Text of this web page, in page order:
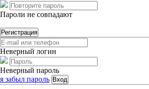
Пароли не совпадают
Регистрация
Неверный логин
Неверный пароль
я забыл пароль Вход